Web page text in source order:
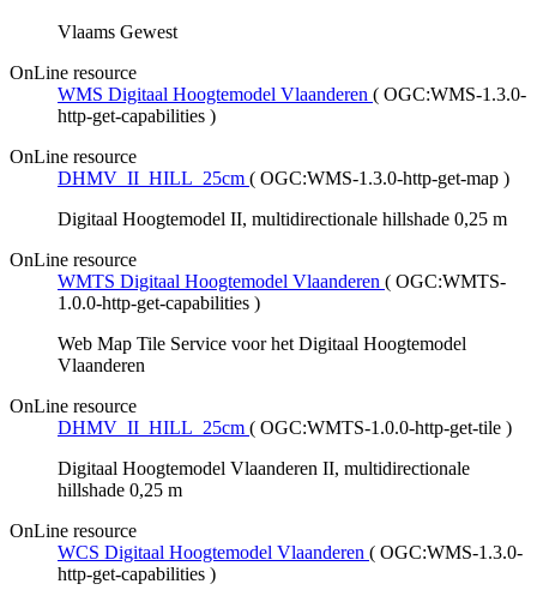
Vlaams Gewest
OnLine resource
WMS Digitaal Hoogtemodel Vlaanderen ( OGC:WMS-1.3.0-
http-get-capabilities )
OnLine resource
DHMV_II_HILL_25cm ( OGC:WMS-1.3.0-http-get-map )
Digitaal Hoogtemodel II, multidirectionale hillshade 0,25 m
OnLine resource
WMTS Digitaal Hoogtemodel Vlaanderen ( OGC:WMTS-
1.0.0-http-get-capabilities )
Web Map Tile Service voor het Digitaal Hoogtemodel
Vlaanderen
OnLine resource
DHMV_II_HILL_25cm ( OGC:WMTS-1.0.0-http-get-tile )
Digitaal Hoogtemodel Vlaanderen II, multidirectionale
hillshade 0,25 m
OnLine resource
WCS Digitaal Hoogtemodel Vlaanderen ( OGC:WMS-1.3.0-
http-get-capabilities )